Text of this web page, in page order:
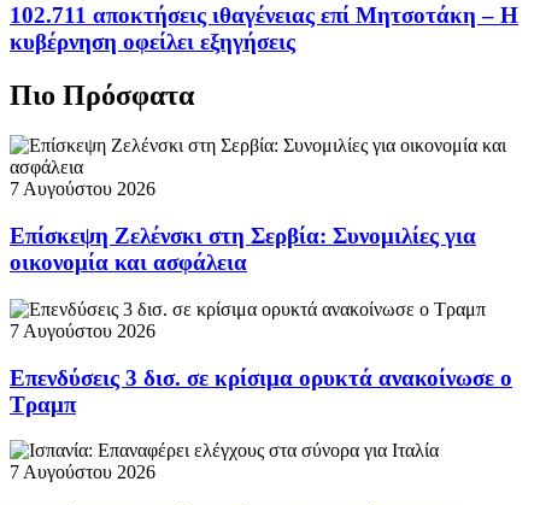
102.711 αποκτήσεις ιθαγένειας επί Μητσοτάκη – Η
κυβέρνηση οφείλει εξηγήσεις
Πιο Πρόσφατα
7 Αυγούστου 2026
Επίσκεψη Ζελένσκι στη Σερβία: Συνομιλίες για
οικονομία και ασφάλεια
7 Αυγούστου 2026
Επενδύσεις 3 δισ. σε κρίσιμα ορυκτά ανακοίνωσε ο
Τραμπ
7 Αυγούστου 2026